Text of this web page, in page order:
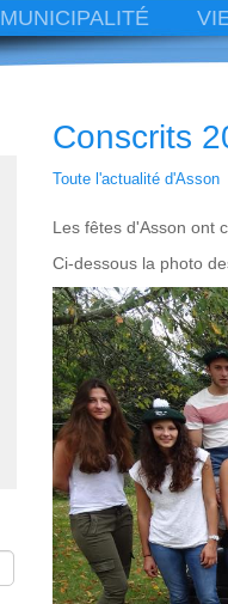
MUNICIPALITÉ
Conscrits
Toute l'actualité d'Asson
Les fêtes d'Asson ont
Ci-dessous la photo